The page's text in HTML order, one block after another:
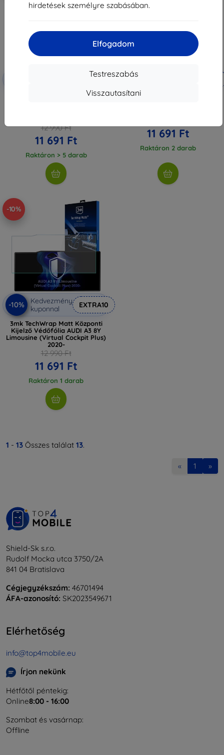
hirdetések személyre szabásában.
Elfogadom
Testreszabás
Visszautasítani
EXTRA10
3mk TechWrap Matt Központi
12 990 Ft
11 691 Ft
Raktáron > 5 darab
-10%
3mk TechWrap Matte Központi
11 691 Ft
Raktáron 2 darab
-10%
-10%
Kedvezmény
kuponnal
EXTRA10
3mk TechWrap Matt Központi
Kijelző Védőfólia AUDI A3 8Y
Limousine (Virtual Cockpit Plus)
2020-
12 990 Ft
11 691 Ft
Raktáron 1 darab
1 - 13 Összes találat 13.
« 1 »
Shield-Sk s.r.o.
Rudolf Mocka utca 3750/2A
841 04 Bratislava
Cégjegyzékszám: 46701494
ÁFA-azonosító: SK2023549671
Elérhetőség
info@top4mobile.eu
Írjon nekünk
Hétfőtől péntekig:
Online8:00 - 16:00
Szombat és vasárnap:
Offline